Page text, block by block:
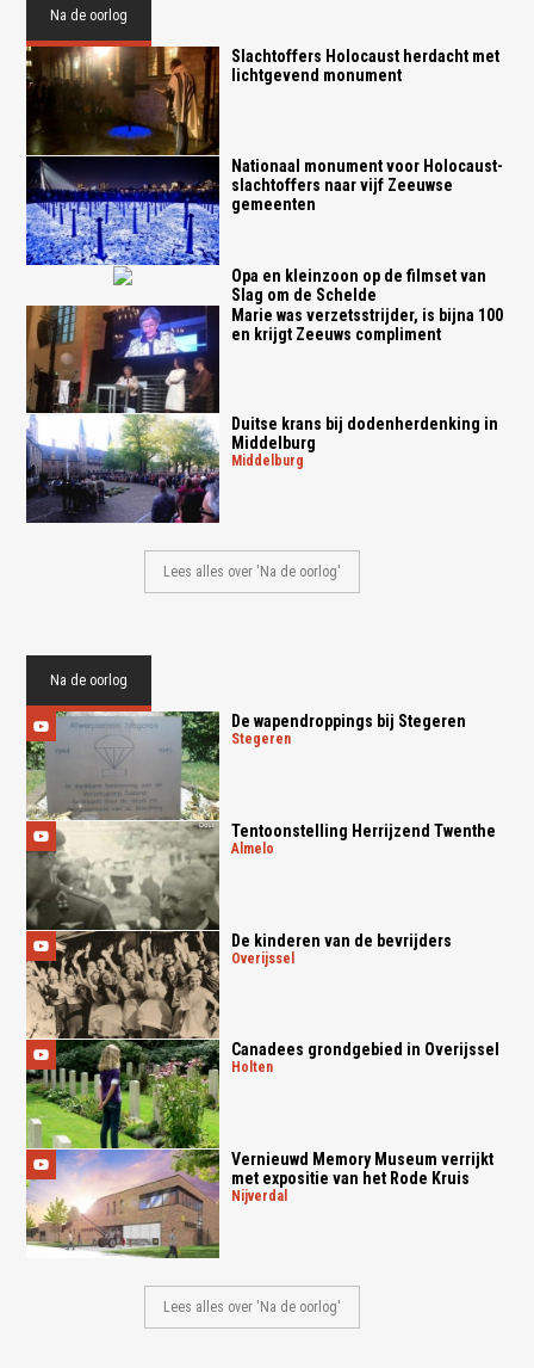
Na de oorlog
Slachtoffers Holocaust herdacht met
lichtgevend monument
Nationaal monument voor Holocaust-
slachtoffers naar vijf Zeeuwse
gemeenten
Opa en kleinzoon op de filmset van
Slag om de Schelde
Marie was verzetsstrijder, is bijna 100
en krijgt Zeeuws compliment
Duitse krans bij dodenherdenking in
Middelburg
middelburg
Lees alles over 'Na de oorlog'
Na de oorlog
De wapendroppings bij Stegeren
stegeren
Tentoonstelling Herrijzend Twenthe
almelo
De kinderen van de bevrijders
overijssel
Canadees grondgebied in Overijssel
holten
Vernieuwd Memory Museum verrijkt
met expositie van het Rode Kruis
nijverdal
Lees alles over 'Na de oorlog'